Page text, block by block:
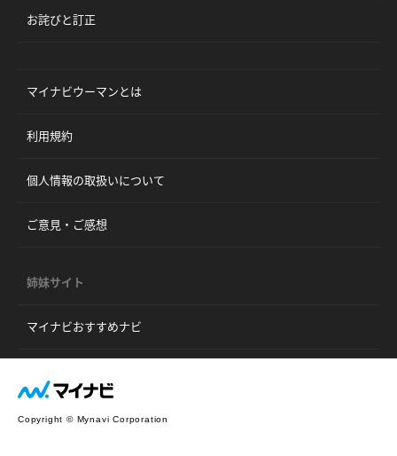
お詫びと訂正
マイナビウーマンとは
利用規約
個人情報の取扱いについて
ご意見・ご感想
姉妹サイト
マイナビおすすめナビ
Copyright © Mynavi Corporation